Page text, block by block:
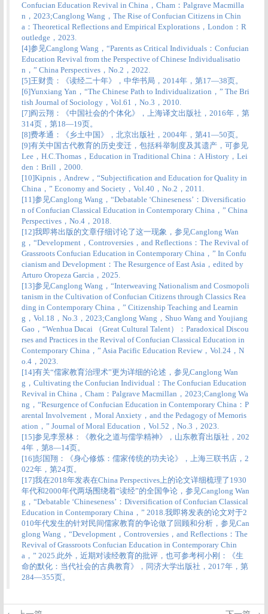
Confucian Education Revival in China，Cham：Palgrave Macmilla
n，2023;Canglong Wang，The Rise of Confucian Citizens in Chin
a：Theoretical Reflections and Empirical Explorations，London：R
outledge，2023.
[4]参见Canglong Wang，“Parents as Critical Individuals：Confucian
Education Revival from the Perspective of Chinese Individualisatio
n，” China Perspectives，No.2，2022.
[5]王财贵：《读经二十年》，中华书局，2014年，第17—38页。
[6]Yunxiang Yan，“The Chinese Path to Individualization，” The Bri
tish Journal of Sociology，Vol.61，No.3，2010.
[7]阎云翔：《中国社会的个体化》，上海译文出版社，2016年，第
314页，第18—19页。
[8]费孝通：《乡土中国》，北京出版社，2004年，第41—50页。
[9]有关中国古代教育的历史变迁，包括科举制度及其遗产，可参见
Lee，H.C.Thomas，Education in Traditional China：A History，Lei
den：Brill，2000.
[10]Kipnis，Andrew，“Subjectification and Education for Quality in
China，” Economy and Society，Vol.40，No.2，2011.
[11]参见Canglong Wang，“Debatable ‘Chineseness’：Diversificatio
n of Confucian Classical Education in Contemporary China，” China
Perspectives，No.4，2018.
[12]我即将出版的文章仔细讨论了这一现象，参见Canglong Wan
g，“Development，Controversies，and Reflections：The Revival of
Grassroots Confucian Education in Contemporary China，” In Confu
cianism and Development：The Resurgence of East Asia，edited by
Arturo Oropeza Garcia，2025.
[13]参见Canglong Wang，“Interweaving Nationalism and Cosmopoli
tanism in the Cultivation of Confucian Citizens through Classics Rea
ding in Contemporary China，” Citizenship Teaching and Learnin
g，Vol.18，No.3，2023;Canglong Wang，Shuo Wang and Youjiang
Gao，“Wenhua Dacai （Great Cultural Talent）：Paradoxical Discou
rses and Practices in the Revival of Confucian Classical Education in
Contemporary China，” Asia Pacific Education Review，Vol.24，N
o.4，2023.
[14]有关“儒家教育治理术”更为详细的论述，参见Canglong Wan
g，Cultivating the Confucian Individual：The Confucian Education
Revival in China，Cham：Palgrave Macmillan，2023;Canglong Wa
ng，“Resurgence of Confucian Education in Contemporary China：P
arental Involvement，Moral Anxiety，and the Pedagogy of Memoris
ation，” Journal of Moral Education，Vol.52，No.3，2023.
[15]参见李景林：《教化之道与儒学精神》，山东教育出版社，202
4年，第8—14页。
[16]彭国翔：《身心修炼：儒家传统的功夫论》，上海三联书店，2
022年，第24页。
[17]我在2018年发表在China Perspectives上的论文详细梳理了1930
年代和2000年代两场围绕着“读经”的全国争论，参见Canglong Wan
g，“Debatable ‘Chineseness’：Diversification of Confucian Classical
Education in Contemporary China，” 2018.我即将发表的论文对于2
010年代发生的针对民间儒家教育的争论做了回顾和分析，参见Can
glong Wang，“Development，Controversies，and Reflections：The
Revival of Grassroots Confucian Education in Contemporary Chin
a，” 2025.此外，近期对读经教育的批评，也可参考柯小刚：《生
命的默化：当代社会的古典教育》，同济大学出版社，2017年， 第
284—355页。